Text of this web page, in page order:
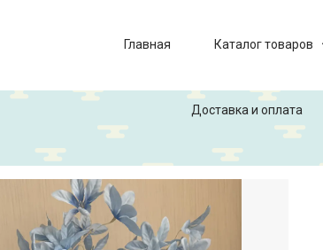
Главная Каталог товаров
Доставка и оплата